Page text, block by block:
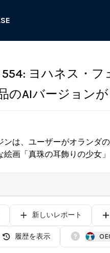
ヨハネス・フ
のAIバージョン
ンは、ユーザーがオランダ
画「真珠の耳飾りの少女
新しいレポート
履歴を表示